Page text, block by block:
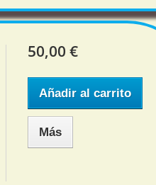
50,00 €
Añadir al carrito
Más